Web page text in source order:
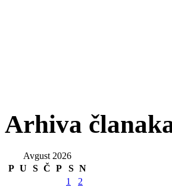
Arhiva
Avgust 2026
P U S Č P S N
1
2